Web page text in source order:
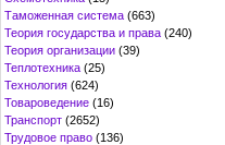
Таможенная система (663)
Теория государства и права (240)
Теория организации (39)
Теплотехника (25)
Технология (624)
Товароведение (16)
Транспорт (2652)
Трудовое право (136)